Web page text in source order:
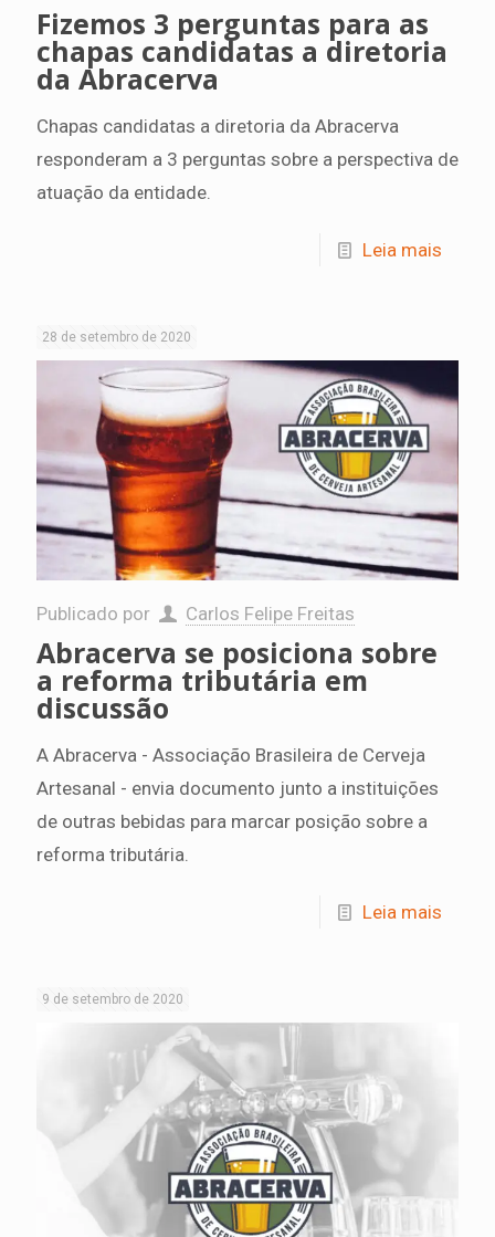
Fizemos 3 perguntas para as
chapas candidatas a diretoria
da Abracerva
Chapas candidatas a diretoria da Abracerva
responderam a 3 perguntas sobre a perspectiva de
atuação da entidade.
Leia mais
28 de setembro de 2020
Publicado por Carlos Felipe Freitas
Abracerva se posiciona sobre
a reforma tributária em
discussão
A Abracerva - Associação Brasileira de Cerveja
Artesanal - envia documento junto a instituições
de outras bebidas para marcar posição sobre a
reforma tributária.
Leia mais
9 de setembro de 2020